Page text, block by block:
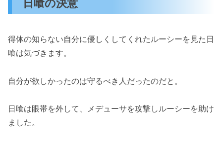
得体の知らない自分に優しくしてくれたルーシーを見た日
喰は気づきます。
自分が欲しかったのは守るべき人だったのだと。
日喰は眼帯を外して、メデューサを攻撃しルーシーを助け
ました。